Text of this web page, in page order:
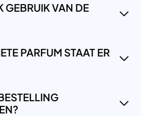
GEBRUIK VAN DE
PARFUM STAAT ER